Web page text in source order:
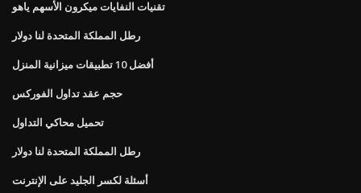
تقنيات النفايات ميكرون الأسهم ياهو
رطل المملكة المتحدة لنا دولار
أفضل 10 تطبيقات ميزانية المنزل
حجم عقد تداول الفوركس
تحميل محاكي التداول
رطل المملكة المتحدة لنا دولار
أسئلة لكسر الجليد على الإنترنت